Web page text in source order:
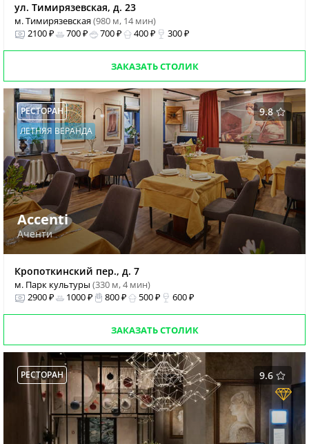
ул. Тимирязевская, д. 23
м. Тимирязевская(980 м, 14 мин)
2100 ₽
700 ₽ 700 ₽ 400 ₽ 300 ₽
ЗАКАЗАТЬ СТОЛИК
9.8
РЕСТОРАН
ЛЕТНЯЯ ВЕРАНДА
Accenti
Аченти
Кропоткинский пер., д. 7
м. Парк культуры (330 м, 4 мин)
2900 ₽
1000 ₽ 800 ₽ 500 ₽ 600 ₽
ЗАКАЗАТЬ СТОЛИК
9.6
РЕСТОРАН